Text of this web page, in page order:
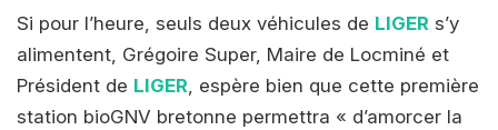
Si pour l’heure, seuls deux véhicules de LIGER s’y
alimentent, Grégoire Super, Maire de Locminé et
Président de LIGER, espère bien que cette première
station bioGNV bretonne permettra « d’amorcer la